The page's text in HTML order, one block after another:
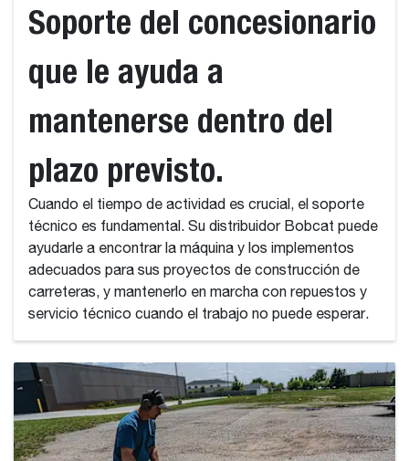
Soporte del concesionario
que le ayuda a
mantenerse dentro del
plazo previsto.
Cuando el tiempo de actividad es crucial, el soporte
técnico es fundamental. Su distribuidor Bobcat puede
ayudarle a encontrar la máquina y los implementos
adecuados para sus proyectos de construcción de
carreteras, y mantenerlo en marcha con repuestos y
servicio técnico cuando el trabajo no puede esperar.